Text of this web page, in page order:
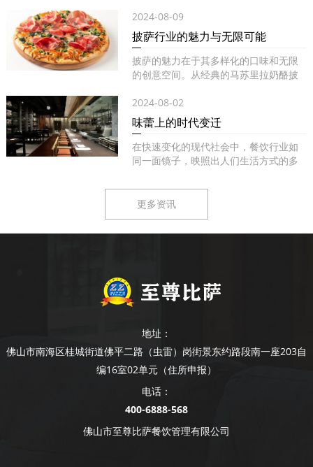
2024-08-09
披萨行业的魅力与无限可能
披萨的魅力在于其多样化的口味和无限
的创意空间。从经典的马苏里拉奶酪披
2024-08-02
味蕾上的时代变迁
在快速变化的现代社会中，餐饮行业如
同一面镜子，映照出人们生活方式的多
更多资讯
地址：
佛山市南海区桂城街道佛平二路（虫雷）岗街景东约路段南一座203自
编16室02单元（住所申报）
电话：
400-6888-568
佛山市至尊比萨餐饮管理有限公司